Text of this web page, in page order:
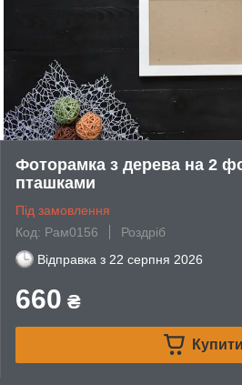
Фоторамка з дерева на 2
пташками
Під замовлення
Код: Рам0156
Роздріб
Відправка з 22 серпня 2026
660 ₴
Купити